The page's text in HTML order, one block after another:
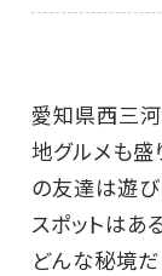
愛知県西三河
地グルメも盛
の友達は遊び
スポットはあ
どんな秘境だ